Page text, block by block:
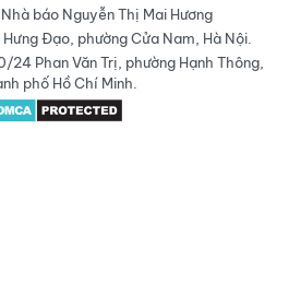
báo Nguyễn Thị Mai Hương
Hưng Đạo, phường Cửa Nam, Hà Nội.
Phan Văn Trị, phường Hạnh Thông,
phố Hồ Chí Minh.